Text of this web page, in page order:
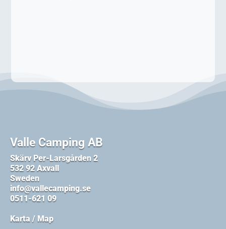
Valle Camping AB
Skärv Per-Larsgården 2
532 92 Axvall
Sweden
info@vallecamping.se
0511-621 09
Karta / Map